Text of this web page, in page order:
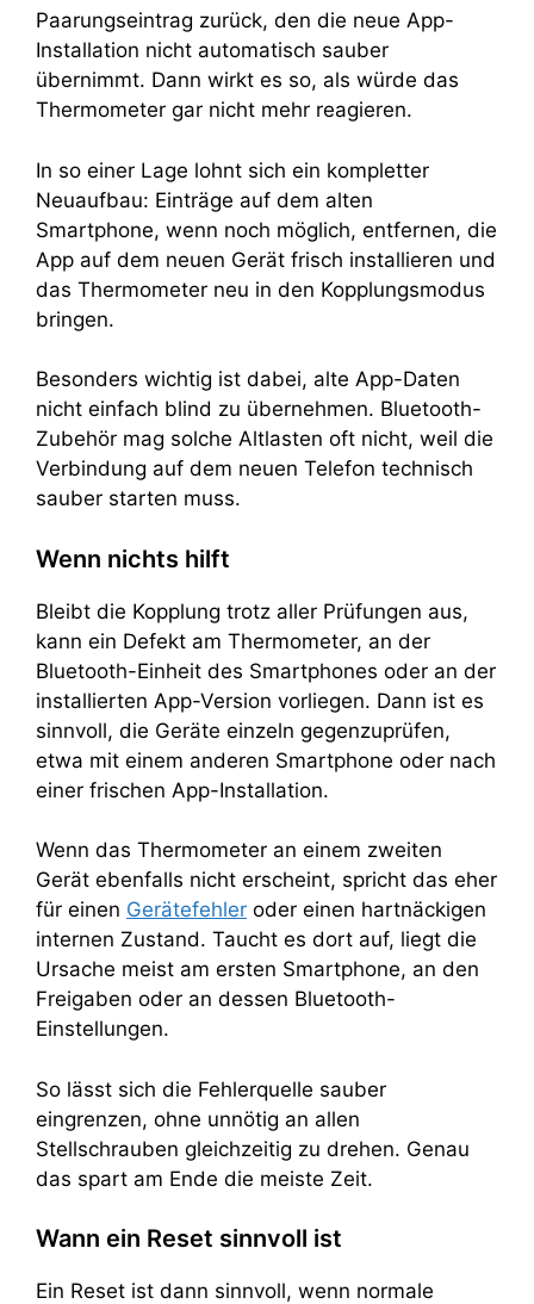
Paarungseintrag zurück, den die neue App-
Installation nicht automatisch sauber
übernimmt. Dann wirkt es so, als würde das
Thermometer gar nicht mehr reagieren.
In so einer Lage lohnt sich ein kompletter
Neuaufbau: Einträge auf dem alten
Smartphone, wenn noch möglich, entfernen, die
App auf dem neuen Gerät frisch installieren und
das Thermometer neu in den Kopplungsmodus
bringen.
Besonders wichtig ist dabei, alte App-Daten
nicht einfach blind zu übernehmen. Bluetooth-
Zubehör mag solche Altlasten oft nicht, weil die
Verbindung auf dem neuen Telefon technisch
sauber starten muss.
Wenn nichts hilft
Bleibt die Kopplung trotz aller Prüfungen aus,
kann ein Defekt am Thermometer, an der
Bluetooth-Einheit des Smartphones oder an der
installierten App-Version vorliegen. Dann ist es
sinnvoll, die Geräte einzeln gegenzuprüfen,
etwa mit einem anderen Smartphone oder nach
einer frischen App-Installation.
Wenn das Thermometer an einem zweiten
Gerät ebenfalls nicht erscheint, spricht das eher
für einen Gerätefehler oder einen hartnäckigen
internen Zustand. Taucht es dort auf, liegt die
Ursache meist am ersten Smartphone, an den
Freigaben oder an dessen Bluetooth-
Einstellungen.
So lässt sich die Fehlerquelle sauber
eingrenzen, ohne unnötig an allen
Stellschrauben gleichzeitig zu drehen. Genau
das spart am Ende die meiste Zeit.
Wann ein Reset sinnvoll ist
Ein Reset ist dann sinnvoll, wenn normale